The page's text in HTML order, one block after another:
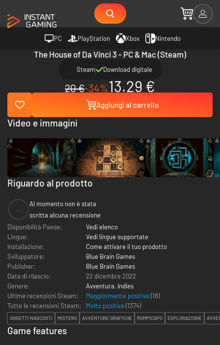
PC PlayStation Xbox Nintendo
The House of Da Vinci 3 - PC & Mac (Steam)
Steam Download digitale
20 €-34%13.29 €
Aggiungi al carrello
Riguardo al prodotto
Al momento non è stata
scritta alcuna recensione
Disponibilità Paese:
Vedi elenco
Lingue:
Vedi lingue supportate
Installazione:
Come attivare il tuo prodotto
Sviluppatore:
Blue Brain Games
Publisher:
Blue Brain Games
Data di rilascio:
22 dicembre 2022
Genere:
Avventura, Indies
Ultime recensioni Steam:
Maggiormente positiva (18)
Tutte le recensioni Steam:
Molto positiva (1374)
OGGETTI NASCOSTI MISTERO AVVENTURE GRAFICHE ROMPICAPO ESPLORAZIONE
Video e immagini
Game features